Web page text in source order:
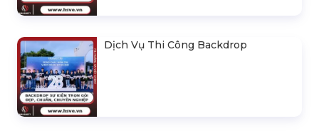
Dịch Vụ Thi Công Backdrop